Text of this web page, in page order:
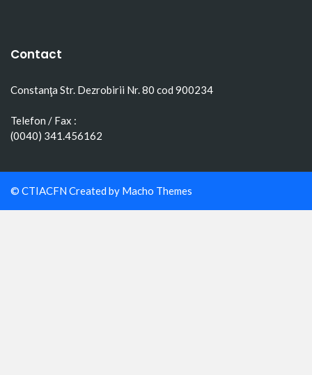
Contact
Constanţa Str. Dezrobirii Nr. 80 cod 900234
Telefon / Fax :
(0040) 341.456162
© CTIACFN Created by Macho Themes